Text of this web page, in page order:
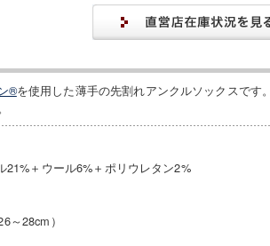
®を使用した薄手の先割れアンクルソックスです
21%＋ウール6%＋ポリウレタン2%
～28cm）